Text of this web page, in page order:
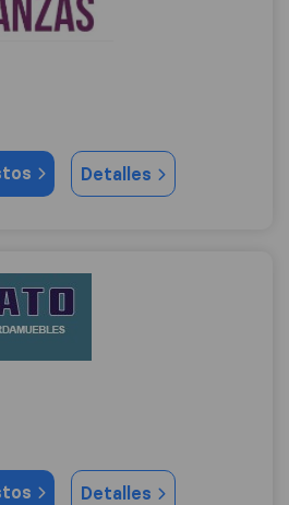
Detalles
Detalles